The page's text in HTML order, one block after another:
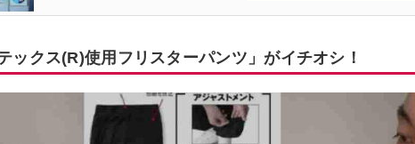
ックス(R)使用フリスターパンツ」がイチオシ！